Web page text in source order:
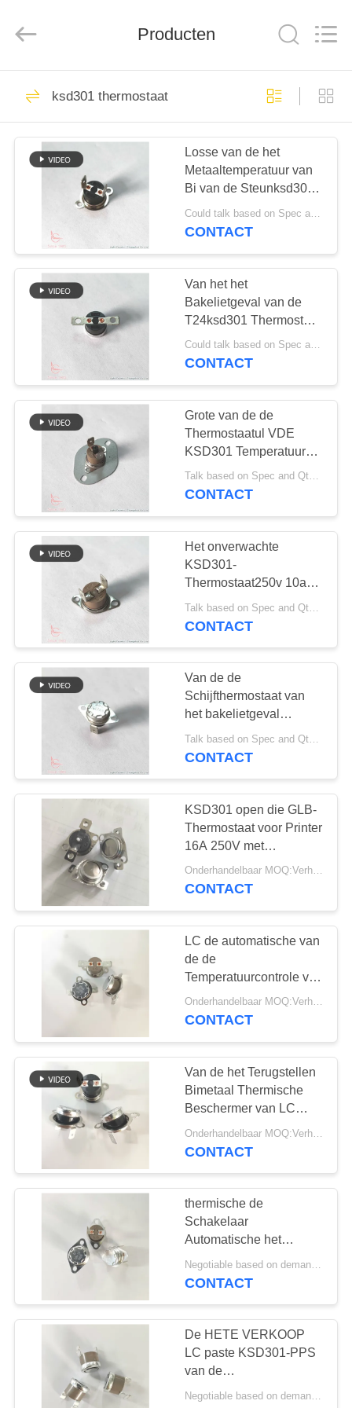
HUIS
PRODUCTEN
VIDEOS
SHOW
ONGEVEER
FABRIEKSREIS
KWALITEITSCONTROLE
CONTACTEER
ONS
NIEUWS
GEVALLEN
SITEMAP
PRIVACY
Rights
ksd301 thermostaat
automatische het
terugstellenthermostaat
47
Hand het
Terugstellenthermostaat
ksd301 thermische
schakelaar
58
Rocker switch
Drukknop
Elektroschakelaar
24
Waterdichte
Machtsschakelaar
Schuifschakelaar
7
Producten
ksd301 thermostaat
Losse van de het
Metaaltemperatuur van
Bi van de Steunksd301
Bimetaal Onverwachte
Schijf de Schakelaar
Could talk based on Spec and Qty. MOQ:1000pcs, kon proeflooppas Qty steunen.
CONTACT
Van het het
Bakelietgeval van de
T24ksd301 Thermostaat
15A 125V Vlakke het
Aluminiumglb 0°
Could talk based on Spec and Qty. MOQ:Kon spreken, kon proeflooppas Qty steunen.
CONTACT
Grote van de de
Thermostaatul VDE
KSD301 Temperatuur
van het Steun
Handterugstellen de
Talk based on Spec and Qty. MOQ:1000pcs maar kon proeflooppas Qty steunen.
CONTACT
Het onverwachte
KSD301-
Thermostaat250v 10a
PPS Geval bevestigde
Steun voor
CONTACT
Van de de
Schijfthermostaat van
het bakelietgeval
KSD301 de Bimetaal
Vaste Steun Schakelaar
Talk based on Spec and Qty. MOQ:Kon spreken, kon proeflooppas Qty steunen.
CONTACT
KSD301 open die GLB-
Thermostaat voor Printer
16A 250V met
dienbladpakket wordt
aangepast
Onderhandelbaar MOQ:Verhandelbaar
CONTACT
LC de automatische van
de de
Temperatuurcontrole van
de het Terugstellen
Losse Steun KSD301
PPS Geval 180°
Onderhandelbaar MOQ:Verhandelbaar
CONTACT
Van de het Terugstellen
Bimetaal Thermische
Beschermer van LC
KSD301 het
Automatische Phenolic
CONTACT
thermische de
Schakelaar
Automatische het
Terugstellen Vaste
Steun 24mm van 125V
Negotiable based on demand MOQ:Verhandelbaar
CONTACT
De HETE VERKOOP
LC paste KSD301-PPS
van de
Temperatuurschakelaar
Negotiable based on demand quantity MOQ:2000pcs, overeen te komen zou kunnen zijn